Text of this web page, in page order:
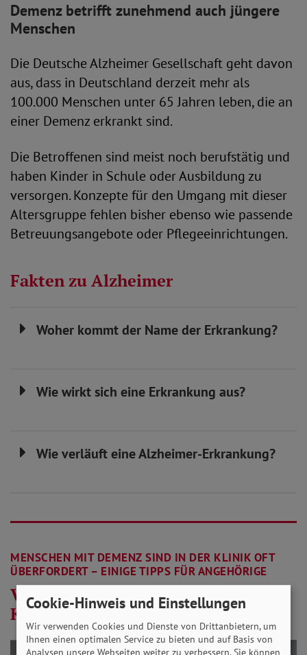
Demenz betrifft zunehmend auch jüngere
Menschen
Die Deutsche Alzheimer Gesellschaft geht davon
aus, dass in Deutschland derzeit mehr als
100.000 Menschen unter 65 Jahren leben, die an
einer Demenz erkrankt sind.
Die Betroffenen sind meist noch berufstätig und
haben Kinder in Schule oder Ausbildung zu
versorgen. Konzepte für den Umgang mit dieser
Altersgruppe fehlen bisher ebenso wie passende
Betreuungsangebote oder Pflegeeinrichtungen.
Fakten zu Alzheimer
Woher kommt der Name der Erkrankung?
Wie wirkt sich eine Erkrankung aus?
Wie verläuft eine Alzheimer-Erkrankung?
MENSCHEN MIT DEMENZ SIND IN DER KLINIK OFT
ÜBERFORDERT – EINIGE TIPPS FÜR ANGEHÖRIGE
Versorgung Demenzkranker im
Krankenhaus ist oft schwierig
Cookie-Hinweis und Einstellungen
Wir verwenden Cookies und Dienste von Drittanbietern, um
Ihnen einen optimalen Service zu bieten und auf Basis von
Analysen unsere Webseiten weiter zu verbessern. Sie können